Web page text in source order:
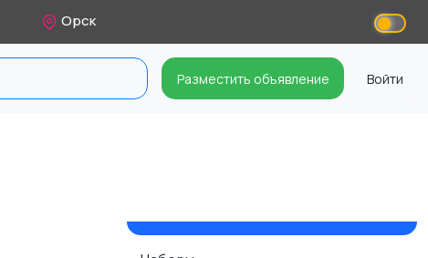
Орск
Разместить объявление Войти